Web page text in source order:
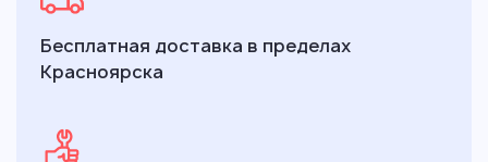
Бесплатная доставка в пределах
Красноярска